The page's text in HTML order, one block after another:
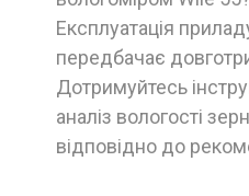
Експлуатація
передбачає
Дотримуйтесь
аналіз вологості
відповідно до